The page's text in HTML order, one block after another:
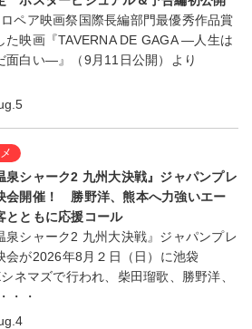
ペア映画祭国際長編部門最優秀作品賞
た映画『TAVERNA DE GAGA ―人生は
面白い―』（9月11日公開）より
泉シャーク2 九州大決戦』ジャパンプレ
会開催！ 勝野洋、熊本へ力強いエー
ともに応援コール
泉シャーク2 九州大決戦』ジャパンプレ
会が2026年8月２日（日）に池袋
ネマズで行われ、柴田瑠歌、勝野洋、
・・